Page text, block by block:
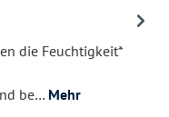
die Feuchtigkeit*
be… Mehr